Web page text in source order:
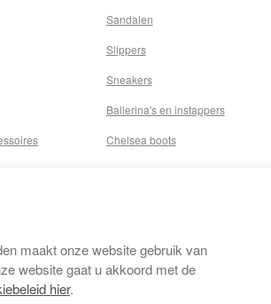
Sandalen
Slippers
Sneakers
Ballerina's en instappers
Chelsea boots
maakt onze website gebruik van
website gaat u akkoord met de
hier.